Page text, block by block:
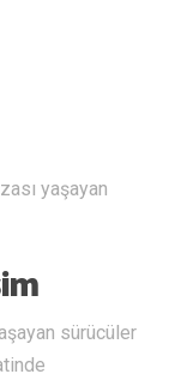
yaşayan
sürücüler